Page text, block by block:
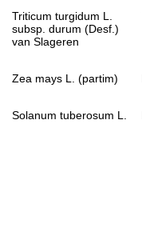
Triticum turgidum L.
subsp.durum (Desf.)
van Slageren
Zea mays L. (partim)
Solanum tuberosum L.